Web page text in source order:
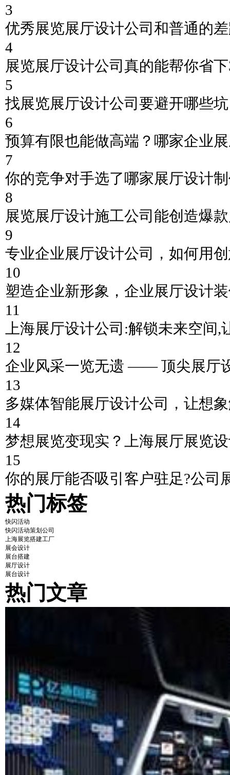
3
优秀展览展厅设计公司和普通的
4
展览展厅设计公司真的能帮你省
5
找展览展厅设计公司要避开哪些
6
预算有限也能做高端？哪家企业
7
你的竞争对手选了哪家展厅设计
8
展览展厅设计施工公司能创造爆
9
专业企业展厅设计公司，如何用
10
塑造企业新形象，企业展厅设计
11
上海展厅设计公司:解锁未来空间
12
企业风采一览无遗 —— 顶尖展厅
13
多媒体智能展厅设计公司，让想
14
梦想展览变现实？上海展厅展览
15
你的展厅能否吸引客户驻足?公司
热门标签
快闪活动
快闪活动策划公司
上海展览搭建工厂
展会设计
展台搭建
展厅设计
展台设计
热门文章